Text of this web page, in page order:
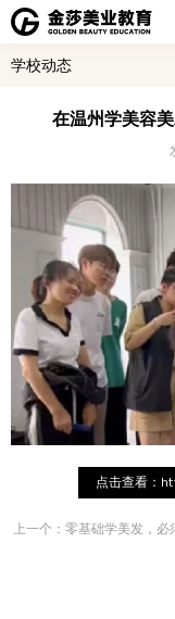
学校动态
在温州学美容
点击查看
上一个： 零基础学美发，必